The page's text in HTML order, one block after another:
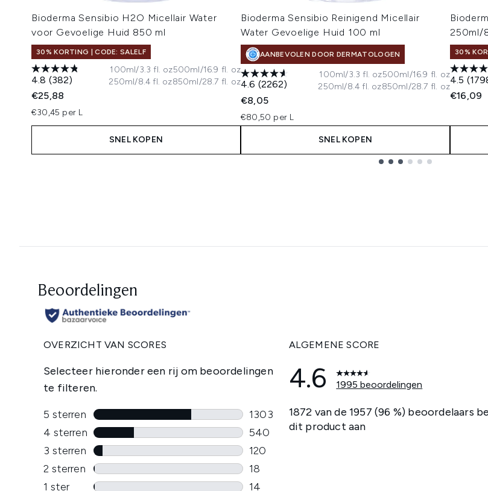
Bioderma Sensibio H2O Micellair Water
voor Gevoelige Huid 850 ml
30% KORTING | CODE: SALELF
4.8 (382)
€25,88
€30,45 per L
100ml/3.3 fl. oz500ml/16.9 fl. oz
250ml/8.4 fl. oz850ml/28.7 fl. oz
SNEL KOPEN
Bioderma Sensibio Reinigend Micellair
Water Gevoelige Huid 100 ml
AANBEVOLEN DOOR DERMATOLOGEN
4.6 (2262)
€8,05
€80,50 per L
100ml/3.3 fl. oz500ml/16.9 fl. oz
250ml/8.4 fl. oz850ml/28.7 fl. oz
SNEL KOPEN
250ml/
30%
4.5
€16,09